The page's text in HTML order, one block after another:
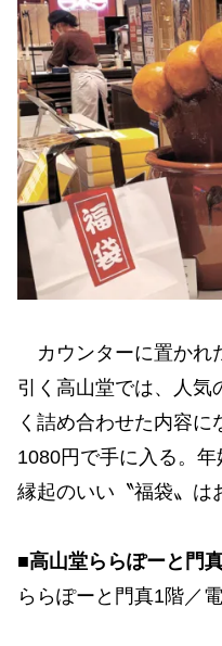
カウンターに置かれ
引く高山堂では、人気
く詰め合わせた内容
1080円で手に入る。
縁起のいい〝福袋〟は
■高山堂ららぽーと門
ららぽーと門真1階／